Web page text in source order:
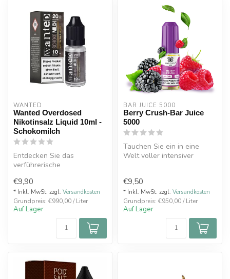
WANTED
Wanted Overdosed
Nikotinsalz Liquid 10ml -
Schokomilch
Entdecken Sie das
verführerische
Wanted Overdosed
Nikotins...
€9,90
* Inkl. MwSt. zzgl. Versandkosten
Grundpreis: €990,00 / Liter
Auf Lager
BAR JUICE 5000
Berry Crush-Bar Juice
5000
Tauchen Sie ein in eine
Welt voller intensiver
€9,50
* Inkl. MwSt. zzgl. Versandkosten
Grundpreis: €950,00 / Liter
Auf Lager